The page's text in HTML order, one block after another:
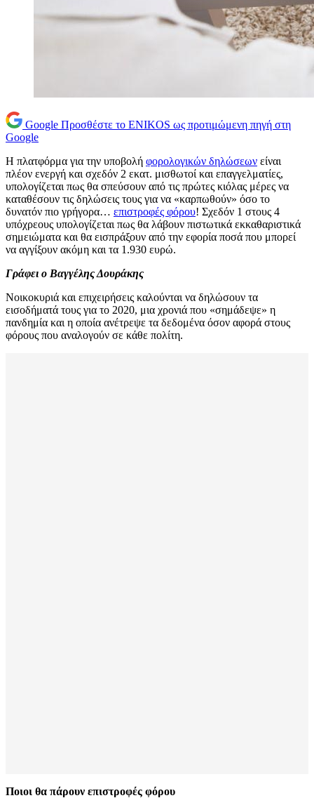
Google Προσθέστε το ENIKOS ως προτιμώμενη πηγή στη
Google
Η πλατφόρμα για την υποβολή φορολογικών δηλώσεων είναι
πλέον ενεργή και σχεδόν 2 εκατ. μισθωτοί και επαγγελματίες,
υπολογίζεται πως θα σπεύσουν από τις πρώτες κιόλας μέρες να
καταθέσουν τις δηλώσεις τους για να «καρπωθούν» όσο το
δυνατόν πιο γρήγορα… επιστροφές φόρου! Σχεδόν 1 στους 4
υπόχρεους υπολογίζεται πως θα λάβουν πιστωτικά εκκαθαριστικά
σημειώματα και θα εισπράξουν από την εφορία ποσά που μπορεί
να αγγίξουν ακόμη και τα 1.930 ευρώ.
Γράφει ο Βαγγέλης Δουράκης
Νοικοκυριά και επιχειρήσεις καλούνται να δηλώσουν τα
εισοδήματά τους για το 2020, μια χρονιά που «σημάδεψε» η
πανδημία και η οποία ανέτρεψε τα δεδομένα όσον αφορά στους
φόρους που αναλογούν σε κάθε πολίτη.
Ποιοι θα πάρουν επιστροφές φόρου